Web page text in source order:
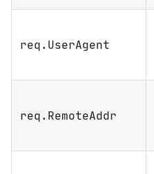
req.UserAgent
req.RemoteAddr